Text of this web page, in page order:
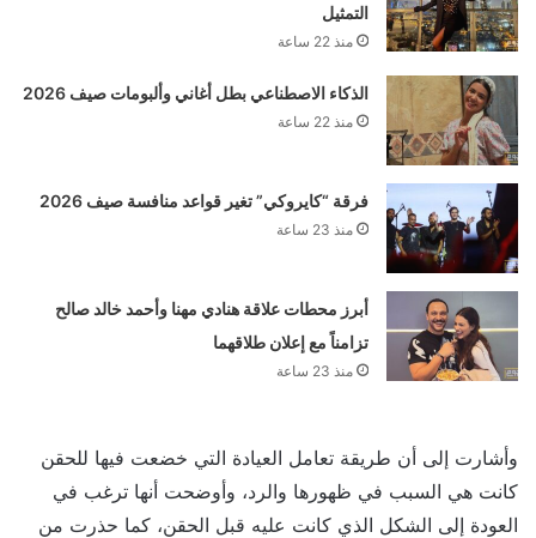
التمثيل
منذ 22 ساعة
الذكاء الاصطناعي بطل أغاني وألبومات صيف 2026
منذ 22 ساعة
فرقة “كايروكي” تغير قواعد منافسة صيف 2026
منذ 23 ساعة
أبرز محطات علاقة هنادي مهنا وأحمد خالد صالح
تزامناً مع إعلان طلاقهما
منذ 23 ساعة
وأشارت إلى أن طريقة تعامل العيادة التي خضعت فيها للحقن
كانت هي السبب في ظهورها والرد، وأوضحت أنها ترغب في
العودة إلى الشكل الذي كانت عليه قبل الحقن، كما حذرت من